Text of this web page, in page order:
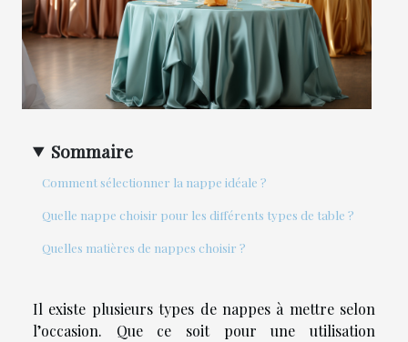
Sommaire
Comment sélectionner la nappe idéale ?
Quelle nappe choisir pour les différents types de table ?
Quelles matières de nappes choisir ?
Il existe plusieurs types de nappes à mettre selon
l’occasion. Que ce soit pour une utilisation